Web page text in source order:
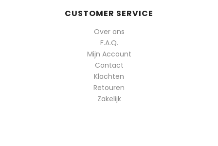
CUSTOMER SERVICE
Over ons
F.A.Q.
Mijn Account
Contact
Klachten
Retouren
Zakelijk